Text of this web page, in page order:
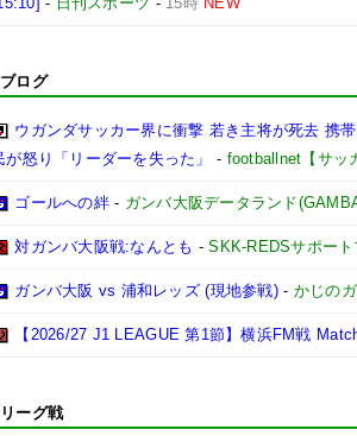
ブログ
ウガンダサッカー界に衝撃 若き主将が死去 携
が怒り「リーダーを失った」
- footballnet【サッ
ゴールへの絆- ガンバ大阪データランド
対ガンバ大阪戦:なんとも -SKK-REDSサポー
ガンバ大阪 vs 浦和レッズ (現地参戦)- かじの
【2026/27 J1 LEAGUE 第1節】横浜FM戦
リーグ戦